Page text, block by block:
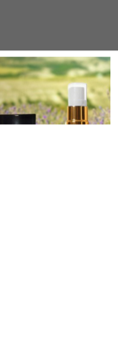
Používame cookies, aby sme
webom Levanduľového
Ďakujeme a prajeme